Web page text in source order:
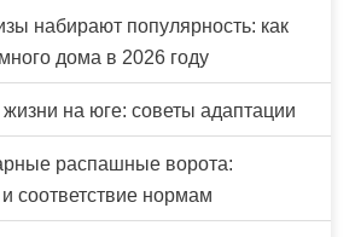
набирают популярность: как
дома в 2026 году
на юге: советы адаптации
распашные ворота:
соответствие нормам